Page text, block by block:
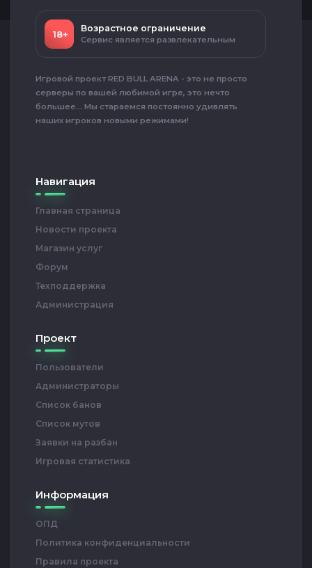
18+
Возрастное ограничение
Сервис является развлекательным
Игровой проект RED BULL ARENA - это не просто
серверы по вашей любимой игре, это нечто
большее... Мы стараемся постоянно удивлять
наших игроков новыми режимами!
Навигация
Главная страница
Новости проекта
Магазин услуг
Форум
Техподдержка
Администрация
Проект
Пользователи
Администраторы
Список банов
Список мутов
Заявки на разбан
Игровая статистика
Информация
ОПД
Политика конфиденциальности
Правила проекта